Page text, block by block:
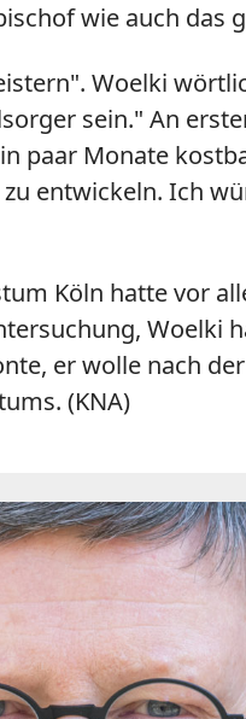
wie auch das
Woelki
sein." An
paar Monate
entwickeln. Ich
Köln hatte vor
Woelki
er wolle nach
(KNA)